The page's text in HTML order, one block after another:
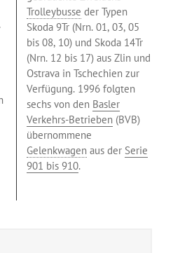
Trolleybusse der Typen
Skoda 9Tr (Nrn. 01, 03, 05
bis 08, 10) und Skoda 14Tr
(Nrn. 12 bis 17) aus Zlin und
Ostrava in Tschechien zur
Verfügung. 1996 folgten
sechs von den Basler
Verkehrs-Betrieben (BVB)
übernommene
Gelenkwagen aus der Serie
901 bis 910.